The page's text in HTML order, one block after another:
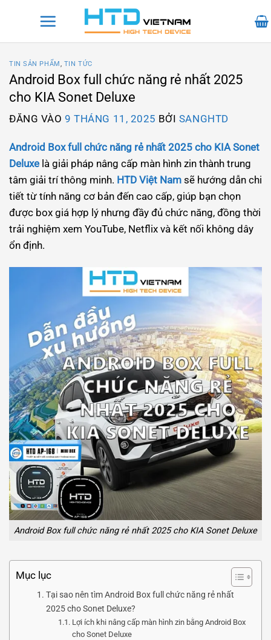
TIN SẢN PHẨM, TIN TỨC
Android Box full chức năng rẻ nhất 2025
cho KIA Sonet Deluxe
ĐĂNG VÀO9 THÁNG 11, 2025 BỞI SANGHTD
Android Box full chức năng rẻ nhất 2025 cho KIA Sonet
Deluxe là giải pháp nâng cấp màn hình zin thành trung
tâm giải trí thông minh. HTD Việt Nam sẽ hướng dẫn chi
tiết từ tính năng cơ bản đến cao cấp, giúp bạn chọn
được box giá hợp lý nhưng đầy đủ chức năng, đồng thời
trải nghiệm xem YouTube, Netflix và kết nối không dây
ổn định.
Android Box full chức năng rẻ nhất 2025 cho KIA Sonet Deluxe
Mục lục
Tại sao nên tìm Android Box full chức năng rẻ nhất
2025 cho Sonet Deluxe?
Lợi ích khi nâng cấp màn hình zin bằng Android Box
cho Sonet Deluxe